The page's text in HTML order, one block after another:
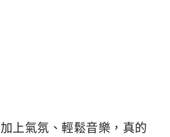
上氣氛、輕鬆音樂，真的